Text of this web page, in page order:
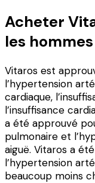
Acheter
les hommes
Vitaros est
l’hypertension
cardiaque,
l’insuffisance
a été approuvé
pulmonaire et
aiguë. Vitaros a
l’hypertension
beaucoup moins